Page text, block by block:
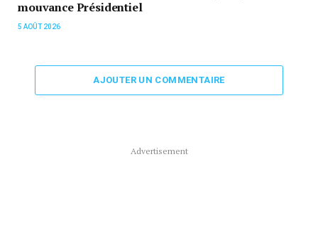
mouvance Présidentiel
5 AOÛT 2026
AJOUTER UN COMMENTAIRE
Advertisement